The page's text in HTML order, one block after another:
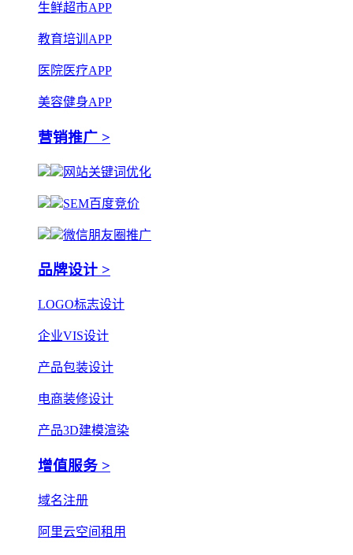
生鲜超市APP
教育培训APP
医院医疗APP
美容健身APP
营销推广 >
网站关键词优化
SEM百度竞价
微信朋友圈推广
品牌设计 >
LOGO标志设计
企业VIS设计
产品包装设计
电商装修设计
产品3D建模渲染
增值服务 >
域名注册
阿里云空间租用